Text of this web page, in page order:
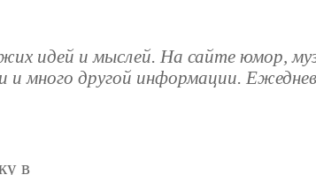
идей и мыслей. На сайте юмор,
и много другой информации.
в